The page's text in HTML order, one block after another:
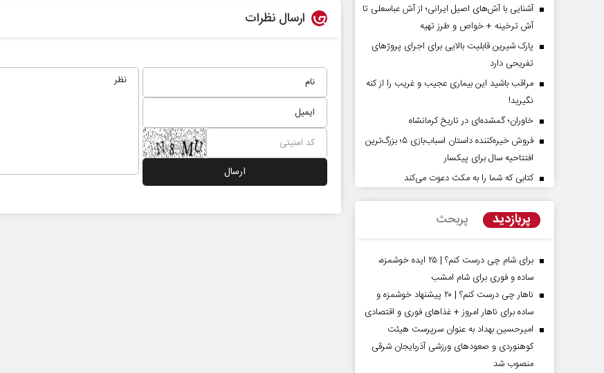
ارسال نظرات
آشنایی با آش‌های اصیل ایرانی؛ از آش عباسعلی تا
آش ترخینه + خواص و طرز تهیه
پارک شیرین قابلیت‌ بالایی برای اجرای پروژهای
تفریحی دارد
مراقب باشید این بیماری عجیب و غریب را از کنه
نگیرید!
خاوران؛ گمشده‌ای در تاریخ کرمانشاه
فروش خیره‌کننده داستان اسباب‌بازی ۵؛ بزرگ‌ترین
افتتاحیه سال برای پیکسار
کتابی که شما را به مکث دعوت می‌کند
پربازدید پربحث
برای شام چی درست کنم؟ | ۲۵ ایده خوشمزه،
ساده و فوری برای شام امشب
ناهار چی درست کنم؟ | ۲۰ پیشنهاد خوشمزه و
ساده برای ناهار امروز + غذاهای فوری و اقتصادی
امیرحسین بهداد به عنوان سرپرست هیئت
کوهنوردی و صعودهای ورزشی آذربایجان شرقی
منصوب شد
پشت‌پرده تهدیدات کوتاه‏‌مدت و
ادعا‌های خلاف واقع آمریکا
- تحلیلگر مسائل سیاسی
رحمت‌الله نوروزی - عضو کمیسیون اجتماعی
مجلس